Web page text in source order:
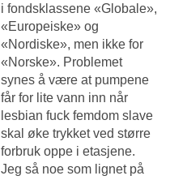
i fondsklassene «Globale»,
«Europeiske» og
«Nordiske», men ikke for
«Norske». Problemet
synes å være at pumpene
får for lite vann inn når
lesbian fuck femdom slave
skal øke trykket ved større
forbruk oppe i etasjene.
Jeg så noe som lignet på